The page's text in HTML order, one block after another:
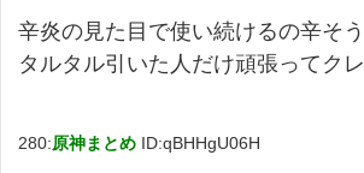
辛炎の見た目で使い続けるの辛そう
タルタル引いた人だけ頑張ってクレ
280:原神まとめ ID:qBHHgU06H